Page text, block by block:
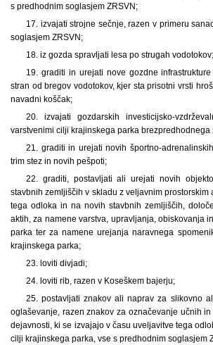
s predhodnim soglasjem ZRSVN;
17. izvajati strojne sečnje, razen v primeru
soglasjem ZRSVN;
18. iz gozda spravljati lesa po strugah vodotokov;
19. graditi in urejati nove gozdne
stran od bregov vodotokov, kjer sta prisotni vrsti
navadni koščak;
20. izvajati gozdarskih investicijsko-
varstvenimi cilji krajinskega parka brezpredhodnega
21. graditi in urejati novih športno-
trim stez in novih pešpoti;
22. graditi, postavljati ali urejati novih
stavbnih zemljiščih v skladu z veljavnim prostorskim
tega odloka in na novih stavbnih zemljiščih,
aktih, za namene varstva, upravljanja, obiskovanja
parka ter za namene urejanja naravnega
krajinskega parka;
23. loviti divjadi;
24. loviti rib, razen v Koseškem bajerju;
25. postavljati znakov ali naprav za slikovno
oglaševanje, razen znakov za označevanje učnih
dejavnosti, ki se izvajajo v času uveljavitve tega
cilji krajinskega parka, vse s predhodnim soglasjem